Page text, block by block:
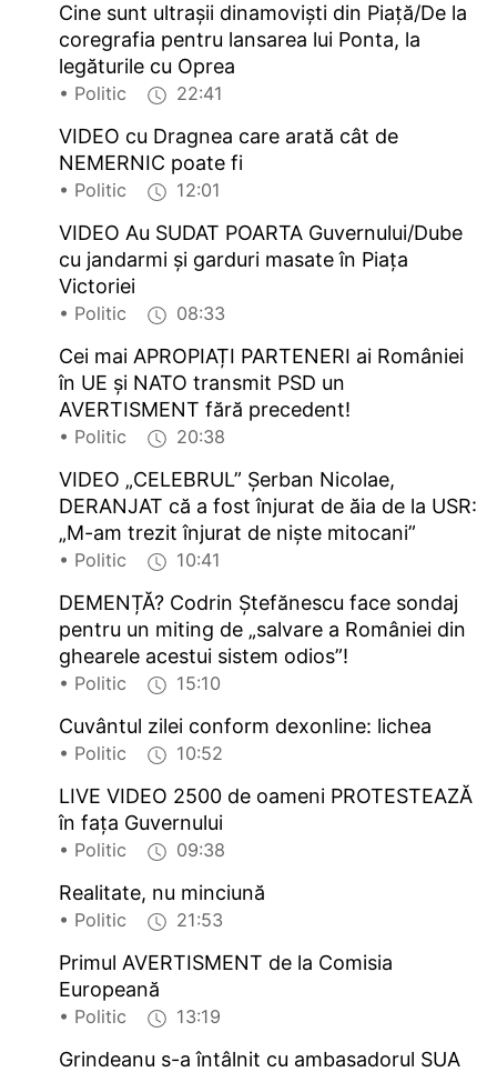
Cine sunt ultrașii dinamoviști din Piață/De la
coregrafia pentru lansarea lui Ponta, la
legăturile cu Oprea
• Politic 22:41
VIDEO cu Dragnea care arată cât de
NEMERNIC poate fi
• Politic 12:01
VIDEO Au SUDAT POARTA Guvernului/Dube
cu jandarmi și garduri masate în Piața
Victoriei
• Politic 08:33
Cei mai APROPIAȚI PARTENERI ai României
în UE și NATO transmit PSD un
AVERTISMENT fără precedent!
• Politic 20:38
VIDEO „CELEBRUL” Șerban Nicolae,
DERANJAT că a fost înjurat de ăia de la USR:
„M-am trezit înjurat de niște mitocani”
• Politic 10:41
DEMENȚĂ? Codrin Ștefănescu face sondaj
pentru un miting de „salvare a României din
ghearele acestui sistem odios”!
• Politic 15:10
Cuvântul zilei conform dexonline: lichea
• Politic 10:52
LIVE VIDEO 2500 de oameni PROTESTEAZĂ
în fața Guvernului
• Politic 09:38
Realitate, nu minciună
• Politic 21:53
Primul AVERTISMENT de la Comisia
Europeană
• Politic 13:19
Grindeanu s-a întâlnit cu ambasadorul SUA